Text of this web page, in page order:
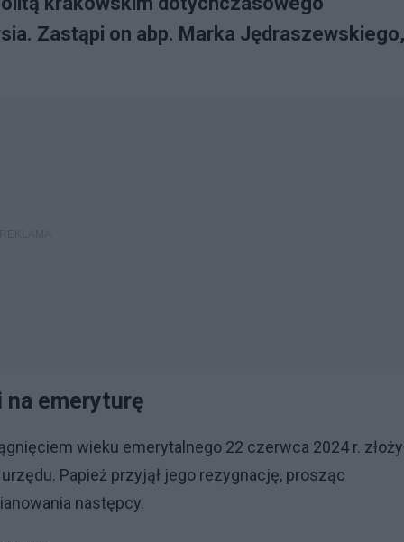
Zastąpi on abp. Marka Jędraszewskiego,
emeryturę
wieku emerytalnego 22 czerwca 2024 r.
Papież przyjął jego rezygnację, prosząc
następcy.